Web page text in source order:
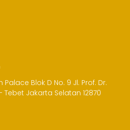
Palace Blok D No. 9 Jl. Prof. Dr.
Tebet Jakarta Selatan 12870